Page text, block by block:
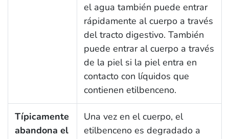
el agua también puede entrar
rápidamente al cuerpo a través
del tracto digestivo. También
puede entrar al cuerpo a través
de la piel si la piel entra en
contacto con líquidos que
contienen etilbenceno.
Típicamente
abandona el
Una vez en el cuerpo, el
etilbenceno es degradado a